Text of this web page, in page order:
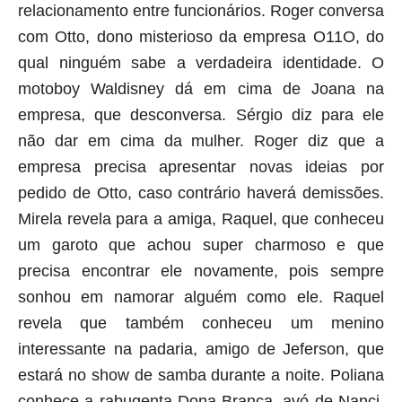
relacionamento entre funcionários. Roger conversa
com Otto, dono misterioso da empresa O11O, do
qual ninguém sabe a verdadeira identidade. O
motoboy Waldisney dá em cima de Joana na
empresa, que desconversa. Sérgio diz para ele
não dar em cima da mulher. Roger diz que a
empresa precisa apresentar novas ideias por
pedido de Otto, caso contrário haverá demissões.
Mirela revela para a amiga, Raquel, que conheceu
um garoto que achou super charmoso e que
precisa encontrar ele novamente, pois sempre
sonhou em namorar alguém como ele. Raquel
revela que também conheceu um menino
interessante na padaria, amigo de Jeferson, que
estará no show de samba durante a noite. Poliana